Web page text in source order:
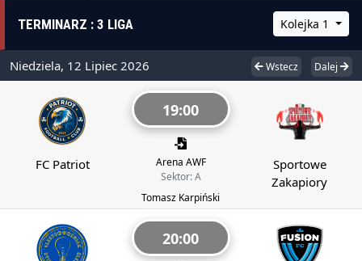
TERMINARZ : 3 LIGA Kolejka 1
Niedziela, 12 Lipiec 2026 Wstecz Dalej
FC Patriot
19:00
Arena AWF
Sektor: A
Tomasz Karpiński
Sportowe
Zakapiory
20:00